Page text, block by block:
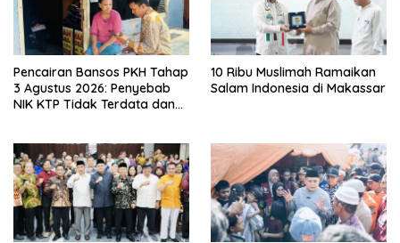
Pencairan Bansos PKH Tahap
3 Agustus 2026: Penyebab
NIK KTP Tidak Terdata dan
10 Ribu Muslimah Ramaikan
Salam Indonesia di Makassar